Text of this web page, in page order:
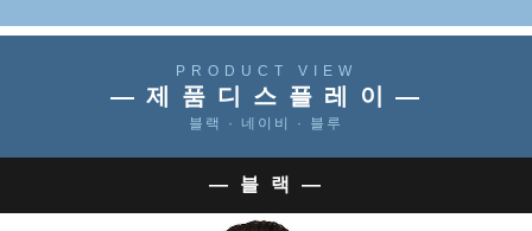
PRODUCT VIEW
— 제 품 디 스 플 레 이 —
블랙 · 네이비 · 블루
— 블 랙 —